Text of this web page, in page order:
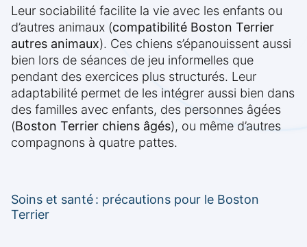
Leur sociabilité facilite la vie avec les enfants ou
d’autres animaux (compatibilité Boston Terrier
autres animaux). Ces chiens s’épanouissent aussi
bien lors de séances de jeu informelles que
pendant des exercices plus structurés. Leur
adaptabilité permet de les intégrer aussi bien dans
des familles avec enfants, des personnes âgées
(Boston Terrier chiens âgés), ou même d’autres
compagnons à quatre pattes.
Soins et santé : précautions pour le Boston
Terrier